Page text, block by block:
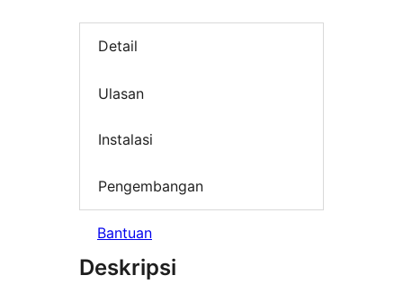
Detail
Ulasan
Instalasi
Pengembangan
Bantuan
Deskripsi